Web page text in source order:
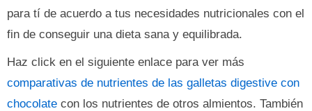
para tí de acuerdo a tus necesidades nutricionales con el
fin de conseguir una dieta sana y equilibrada.
Haz click en el siguiente enlace para ver más
comparativas de nutrientes de las galletas digestive con
chocolate con los nutrientes de otros almientos. También